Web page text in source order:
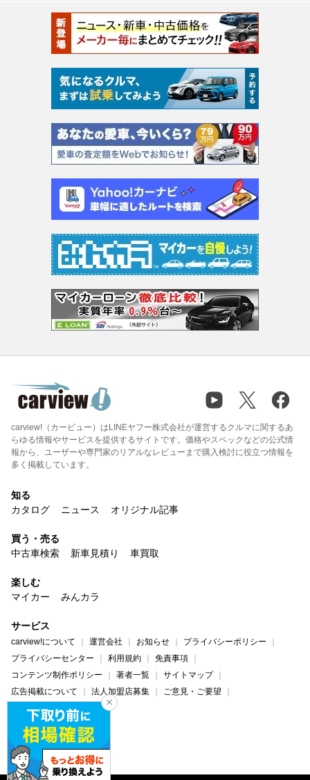
carview!（カービュー）はLINEヤフー株式会社が運営するクルマに関するあ
らゆる情報やサービスを提供するサイトです。価格やスペックなどの公式情
報から、ユーザーや専門家のリアルなレビューまで購入検討に役立つ情報を
多く掲載しています。
知る
カタログ
ニュース オリジナル記事
買う・売る
中古車検索
新車見積り 車買取
楽しむ
マイカー
みんカラ
サービス
carview!について 運営会社 お知らせ
プライバシーポリシー
プライバシーセンター
利用規約
免責事項
コンテンツ制作ポリシー
著者一覧
サイトマップ
広告掲載について
法人加盟店募集
ご意見・ご要望
ヘルプ・お問い合わせ
carview! Yahoo! JAPAN